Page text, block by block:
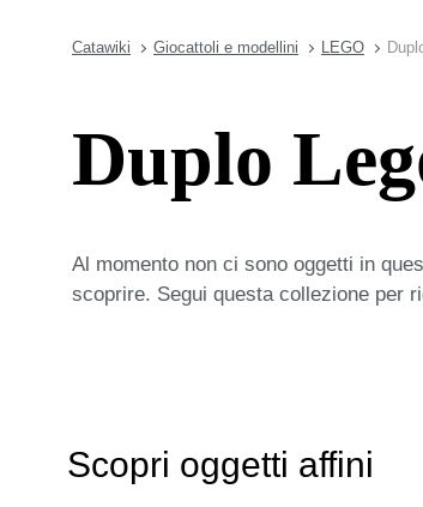
Catawiki Giocattoli e modellini LEGO
Duplo
Al momento non ci sono oggetti in
scoprire. Segui questa collezione per
Scopri oggetti affini